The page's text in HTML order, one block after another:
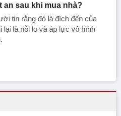
sau khi mua nhà?
tin rằng đó là đích đến của
lại là nỗi lo và áp lực vô hình